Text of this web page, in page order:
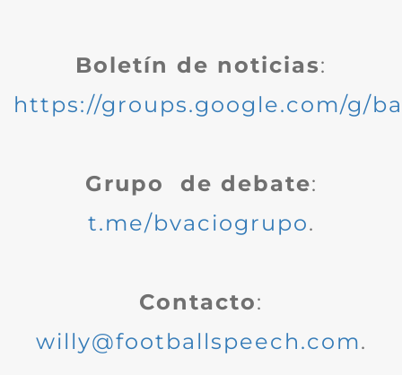
Boletín de noticias:
https://groups.google.com/g/
Grupo de debate:
t.me/bvaciogrupo.
Contacto:
willy@footballspeech.com.